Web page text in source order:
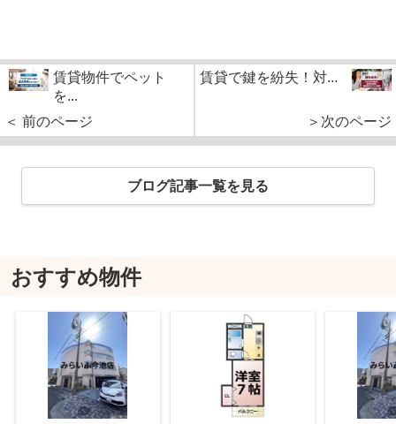
賃貸物件でペット
を...
＜ 前のページ
賃貸で鍵を紛失！対...
＞次のページ
ブログ記事一覧を見る
おすすめ物件